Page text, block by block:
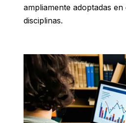
ampliamente adoptadas en
disciplinas.